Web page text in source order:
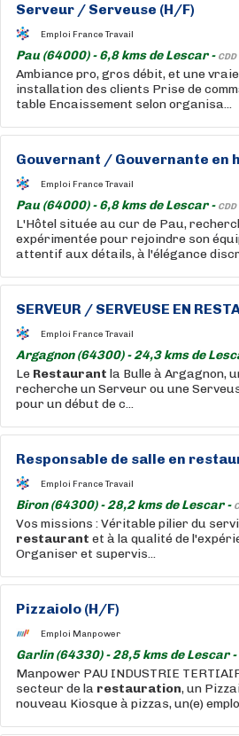
Serveur / Serveuse (H/F)
Emploi France Travail
Pau (64000) - 6,8 kms de Lescar - CDD
Ambiance pro, gros débit, et une
installation des clients Prise de
table Encaissement selon organisa...
Gouvernant / Gouvernante en
Emploi France Travail
Pau (64000) - 6,8 kms de Lescar - CDD
L'Hôtel située au cur de Pau,
expérimentée pour rejoindre son
attentif aux détails, à l'élégance
SERVEUR / SERVEUSE EN
Emploi France Travail
Argagnon (64300) - 24,3 kms de
Le Restaurant la Bulle à Argagnon,
recherche un Serveur ou une
pour un début de c...
Responsable de salle en
Emploi France Travail
Biron (64300) - 28,2 kms de Lescar -
Vos missions : Véritable pilier du
restaurant et à la qualité de
Organiser et supervis...
Pizzaiolo (H/F)
Emploi Manpower
Garlin (64330) - 28,5 kms de Lescar -
Manpower PAU INDUSTRIE
secteur de la restauration, un
nouveau Kiosque à pizzas, un(e)